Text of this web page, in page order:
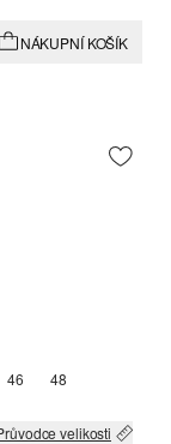
NÁKUPNÍ KOŠÍK
STOCKOUT OF STOCK
46 48
velikosti